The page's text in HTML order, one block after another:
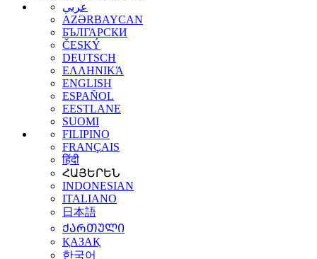
عربي
AZƏRBAYCAN
БЪЛГАРСКИ
ČESKÝ
DEUTSCH
ΕΛΛΗΝΙΚΆ
ENGLISH
ESPAÑOL
EESTLANE
SUOMI
FILIPINO
FRANÇAIS
हिंदी
ՀԱՅԵՐԵՆ
INDONESIAN
ITALIANO
日本語
ᲥᲐᲠᲗᲣᲚᲘ
ҚАЗАҚ
한국어